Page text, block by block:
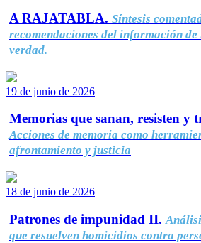
A RAJATABLA. Síntesis
recomendaciones del información
verdad.
19 de junio de 2026
Memorias que sanan, resisten y
Acciones de memoria como
afrontamiento y justicia
18 de junio de 2026
Patrones de impunidad II.
que resuelven homicidios contra